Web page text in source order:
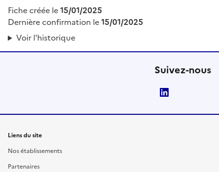
Fiche créée le15/01/2025
Dernière confirmation le15/01/2025
Voir l'historique
Suivez-nous
Liens du site
Nos établissements
Partenaires